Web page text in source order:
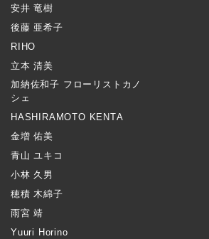
安井 竜樹
後藤 亜希子
RIHO
立本 清美
加納佐和子 フローリストカノ
シェ
HASHIRAMOTO KENTA
金増 佑美
青山 ユキコ
小林 久男
穂積 木綿子
雨宮 靖
Yuuri Horino